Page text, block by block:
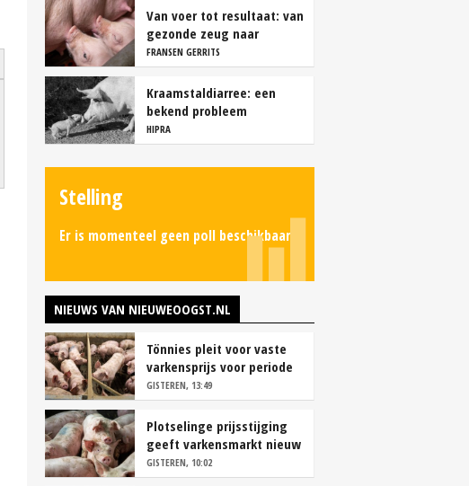
Van voer tot resultaat: van
gezonde zeug naar
succesvolle biggen
FRANSEN GERRITS
Kraamstaldiarree: een
bekend probleem
HIPRA
Stelling
Er is momenteel geen poll beschikbaar.
NIEUWS VAN NIEUWEOOGST.NL
Tönnies pleit voor vaste
varkensprijs voor periode
van zes maanden
GISTEREN, 13:49
Plotselinge prijsstijging
geeft varkensmarkt nieuw
perspectief
GISTEREN, 10:02